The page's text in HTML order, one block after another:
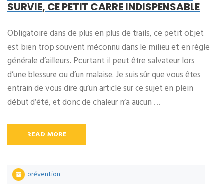
SURVIE, CE PETIT CARRE INDISPENSABLE
Obligatoire dans de plus en plus de trails, ce petit objet
est bien trop souvent méconnu dans le milieu et en règle
générale d’ailleurs. Pourtant il peut être salvateur lors
d’une blessure ou d’un malaise. Je suis sûr que vous êtes
entrain de vous dire qu’un article sur ce sujet en plein
début d’été, et donc de chaleur n’a aucun …
READ MORE
prévention